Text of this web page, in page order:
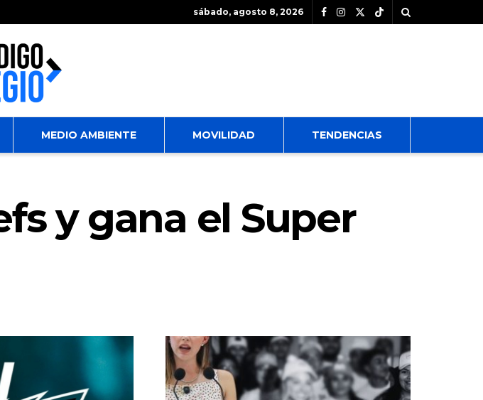
sábado, agosto 8, 2026
MEDIO AMBIENTE MOVILIDAD TENDENCIAS
y gana el Super